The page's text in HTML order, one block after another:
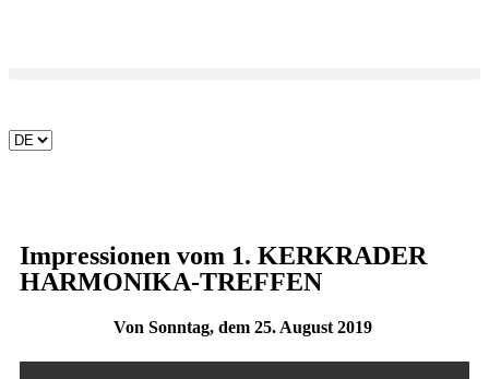
Impressionen vom 1. KERKRADER
HARMONIKA-TREFFEN
Von Sonntag, dem 25. August 2019